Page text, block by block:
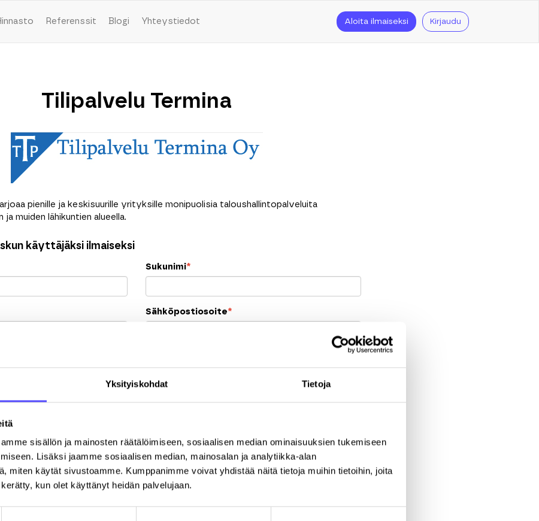
Yksityiskohdat Tietoja
sisällön ja mainosten räätälöimiseen, sosiaalisen median ominaisuuksien tukemiseen
Lisäksi jaamme sosiaalisen median, mainosalan ja analytiikka-alan
miten käytät sivustoamme. Kumppanimme voivat yhdistää näitä tietoja muihin tietoihin, joita
kun olet käyttänyt heidän palvelujaan.
Referenssit Blogi Yhteystiedot Aloita ilmaiseksi Kirjaudu
Tilipalvelu Termina
pienille ja keskisuurille yrityksille monipuolisia taloushallintopalveluita
ja muiden lähikuntien alueella.
käyttäjäksi ilmaiseksi
Sukunimi*
Sähköpostiosoite*
Postinumero Kaupunki